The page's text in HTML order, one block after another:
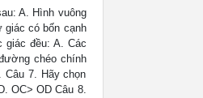
A. Hình vuông
giác có bốn cạnh
giác đều: A. Các
chéo chính
Câu 7. Hãy chọn
OC> OD Câu 8.